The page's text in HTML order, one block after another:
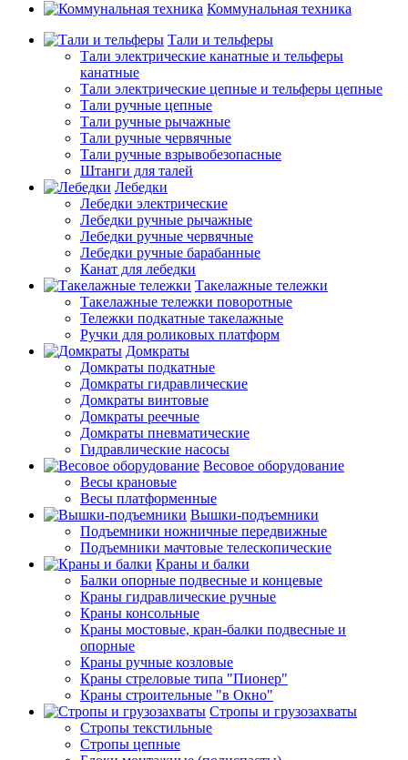
Коммунальная техника
Тали и тельферы
Тали электрические канатные и тельферы
канатные
Тали электрические цепные и тельферы цепные
Тали ручные цепные
Тали ручные рычажные
Тали ручные червячные
Тали ручные взрывобезопасные
Штанги для талей
Лебедки
Лебедки электрические
Лебедки ручные рычажные
Лебедки ручные червячные
Лебедки ручные барабанные
Канат для лебедки
Такелажные тележки
Такелажные тележки поворотные
Тележки подкатные такелажные
Ручки для роликовых платформ
Домкраты
Домкраты подкатные
Домкраты гидравлические
Домкраты винтовые
Домкраты реечные
Домкраты пневматические
Гидравлические насосы
Весовое оборудование
Весы крановые
Весы платформенные
Вышки-подъемники
Подъемники ножничные передвижные
Подъемники мачтовые телескопические
Краны и балки
Балки опорные подвесные и концевые
Краны гидравлические ручные
Краны консольные
Краны мостовые, кран-балки подвесные и
опорные
Краны ручные козловые
Краны стреловые типа "Пионер"
Краны строительные "в Окно"
Стропы и грузозахваты
Стропы текстильные
Стропы цепные